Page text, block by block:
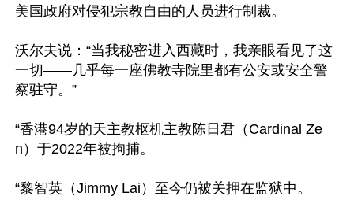
美国政府对侵犯宗教自由的人员进行制裁。
沃尔夫说：“当我秘密进入西藏时，我亲眼看见了这
一切——几乎每一座佛教寺院里都有公安或安全警
察驻守。”
“香港94岁的天主教枢机主教陈日君（Cardinal Ze
n）于2022年被拘捕。
“黎智英（Jimmy Lai）至今仍被关押在监狱中。